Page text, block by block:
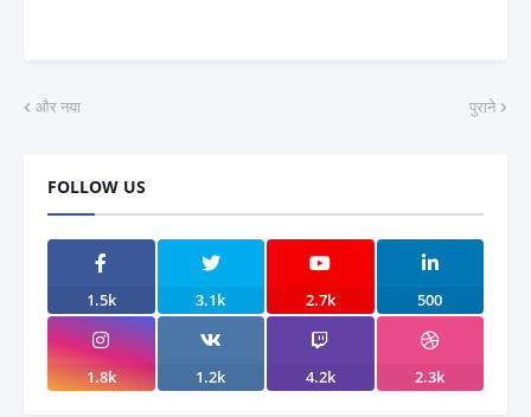
और नया पुराने
FOLLOW US
1.5k 3.1k 2.7k 500
1.8k 1.2k 4.2k 2.3k